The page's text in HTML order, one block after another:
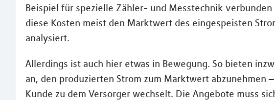
Beispiel für spezielle Zähler- und Messtechnik
diese Kosten meist den Marktwert des eingespeisten
analysiert.
Allerdings ist auch hier etwas in Bewegung. So bieten
an, den produzierten Strom zum Marktwert abzunehmen
Kunde zu dem Versorger wechselt. Die Angebote muss